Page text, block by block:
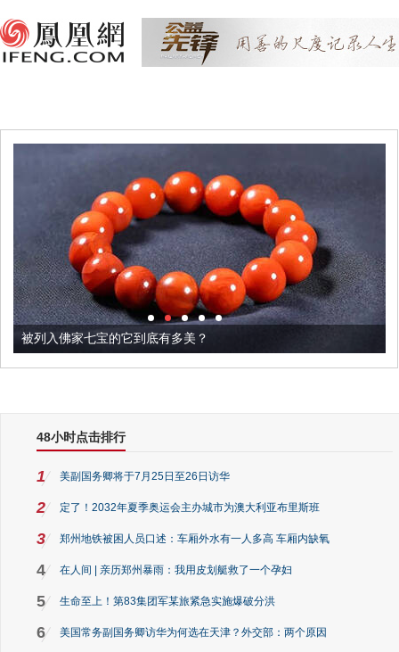
被列入佛家七宝的它到底有多美？
48小时点击排行
1 美副国务卿将于7月25日至26日访华
2 定了！2032年夏季奥运会主办城市为澳大利亚布里斯班
3 郑州地铁被困人员口述：车厢外水有一人多高 车厢内缺氧
4 在人间 | 亲历郑州暴雨：我用皮划艇救了一个孕妇
5 生命至上！第83集团军某旅紧急实施爆破分洪
6 美国常务副国务卿访华为何选在天津？外交部：两个原因